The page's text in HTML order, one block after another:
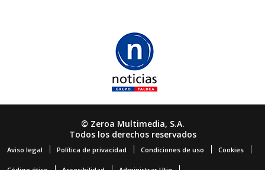
© Zeroa Multimedia, S.A.
Todos los derechos reservados
Aviso legal Política de privacidad Condiciones de uso Cookies